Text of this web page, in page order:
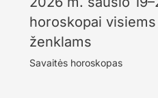
horoskopai
ženklams
Savaitės horoskopas